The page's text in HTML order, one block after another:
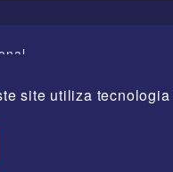
site utiliza tecnologia